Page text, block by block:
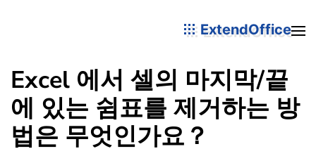
ExtendOffice
Excel 에서 셀의 마지막/끝
에 있는 쉼표를 제거하는 방
법은 무엇인가요？